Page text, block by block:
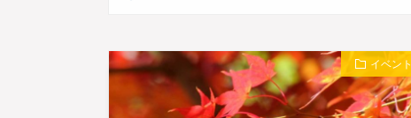
イベント